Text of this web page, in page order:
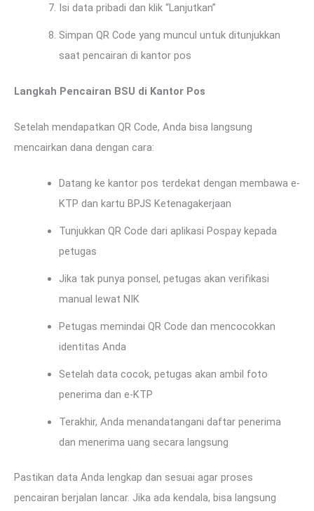
Isi data pribadi dan klik “Lanjutkan”
Simpan QR Code yang muncul untuk ditunjukkan
saat pencairan di kantor pos
Langkah Pencairan BSU di Kantor Pos
Setelah mendapatkan QR Code, Anda bisa langsung
mencairkan dana dengan cara:
Datang ke kantor pos terdekat dengan membawa e-
KTP dan kartu BPJS Ketenagakerjaan
Tunjukkan QR Code dari aplikasi Pospay kepada
petugas
Jika tak punya ponsel, petugas akan verifikasi
manual lewat NIK
Petugas memindai QR Code dan mencocokkan
identitas Anda
Setelah data cocok, petugas akan ambil foto
penerima dan e-KTP
Terakhir, Anda menandatangani daftar penerima
dan menerima uang secara langsung
Pastikan data Anda lengkap dan sesuai agar proses
pencairan berjalan lancar. Jika ada kendala, bisa langsung